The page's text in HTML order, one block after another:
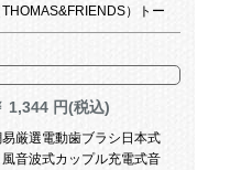
THOMAS&FRIENDS）トー
子供用電動歯ブラシ充電
ています。
1,344 円(税込)
厳選電動歯ブラシ日本式
風音波式カップル充電式音